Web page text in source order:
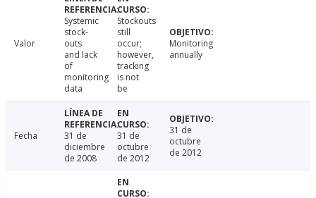
Valor
Systemic
stock-
outs
and lack
of
monitoring
data
Stockouts
still
occur;
however,
tracking
is not
be
Monitoring
annually
Fecha
31 de
diciembre
de 2008
31 de
octubre
de 2012
31 de
octubre
de 2012